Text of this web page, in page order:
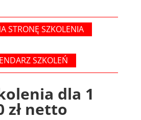
STRONĘ SZKOLENIA
SZKOLEŃ
dla 1
zł netto